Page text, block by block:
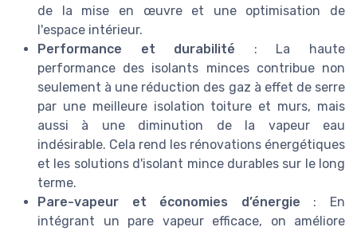
de la mise en œuvre et une optimisation de
l'espace intérieur.
Performance et durabilité : La haute
performance des isolants minces contribue non
seulement à une réduction des gaz à effet de serre
par une meilleure isolation toiture et murs, mais
aussi à une diminution de la vapeur eau
indésirable. Cela rend les rénovations énergétiques
et les solutions d'isolant mince durables sur le long
terme.
Pare-vapeur et économies d’énergie : En
intégrant un pare vapeur efficace, on améliore